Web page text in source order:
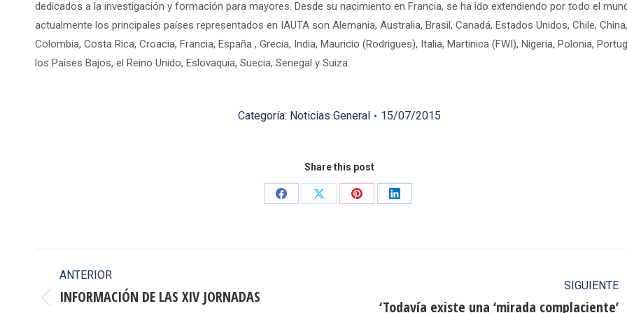
dedicados a la investigación y formación para mayores. Desde su nacimiento en Francia, se ha ido extendiendo por todo el
actualmente los principales países representados en IAUTA son Alemania, Australia, Brasil, Canadá, Estados Unidos, Chile, China,
Colombia, Costa Rica, Croacia, Francia, España , Grecia, India, Mauricio (Rodrigues), Italia, Martinica (FWI), Nigeria, Polonia,
los Países Bajos, el Reino Unido, Eslovaquia, Suecia, Senegal y Suiza.
Categoría: Noticias General 15/07/2015
Share this post
Share
Share
Share
Share
Navegación
entre
ANTERIOR
Publicación
INFORMACIÓN DE LAS XIV JORNADAS
SIGUIENTE
Publicación
‘Todavía existe una ‘mirada complaciente’